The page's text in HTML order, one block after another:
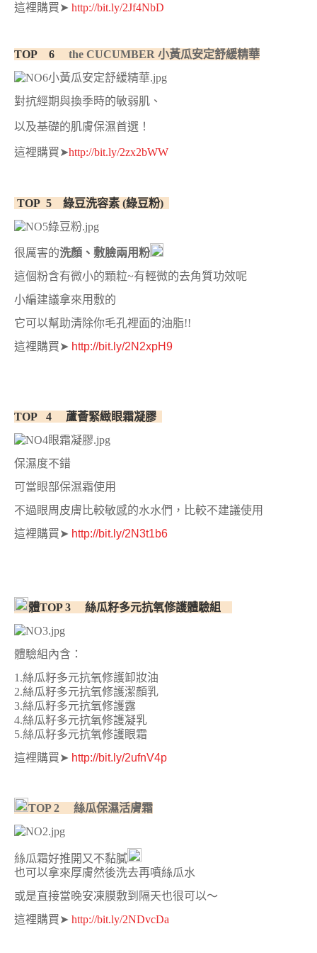
這裡購買➤ http://bit.ly/2Jf4NbD
TOP 6 the CUCUMBER 小黃瓜安定舒緩精華
對抗經期與換季時的敏弱肌、
以及基礎的肌膚保濕首選！
這裡購買➤http://bit.ly/2zx2bWW
TOP 5 綠豆洗容素 (綠豆粉)
很厲害的洗顏、敷臉兩用粉
這個粉含有微小的顆粒~有輕微的去角質功效呢
小編建議拿來用敷的
它可以幫助清除你毛孔裡面的油脂!!
這裡購買➤ http://bit.ly/2N2xpH9
TOP 4 蘆薈緊緻眼霜凝膠
保濕度不錯
可當眼部保濕霜使用
不過眼周皮膚比較敏感的水水們，比較不建議使用
這裡購買➤ http://bit.ly/2N3t1b6
體TOP 3 絲瓜籽多元抗氧修護體驗組
體驗組內含：
1.絲瓜籽多元抗氧修護卸妝油
2.絲瓜籽多元抗氧修護潔顏乳
3.絲瓜籽多元抗氧修護露
4.絲瓜籽多元抗氧修護凝乳
5.絲瓜籽多元抗氧修護眼霜
這裡購買➤ http://bit.ly/2ufnV4p
TOP 2 絲瓜保濕活膚霜
絲瓜霜好推開又不黏膩
也可以拿來厚膚然後洗去再噴絲瓜水
或是直接當晚安凍膜敷到隔天也很可以～
這裡購買➤ http://bit.ly/2NDvcDa